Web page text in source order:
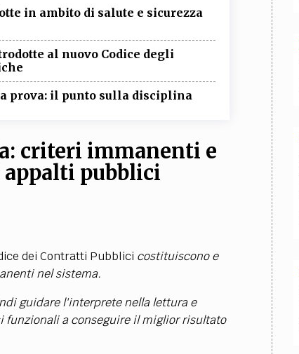
in ambito di salute e sicurezza
al nuovo Codice degli
prova: il punto sulla disciplina
criteri immanenti e
pubblici
dei Contratti Pubblici costituiscono e
nel sistema.
guidare l'interprete nella lettura e
a conseguire il miglior risultato